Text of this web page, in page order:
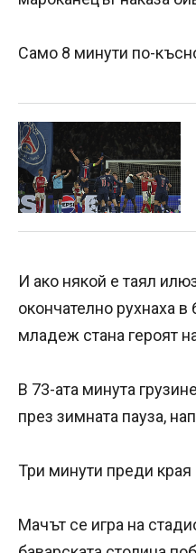
Само 8 минути по-
И ако някой е таял
окончателно рухнаха
младеж стана героят
В 73-ата минута
през зимната пауза,
Три минути преди
Мачът се игра на